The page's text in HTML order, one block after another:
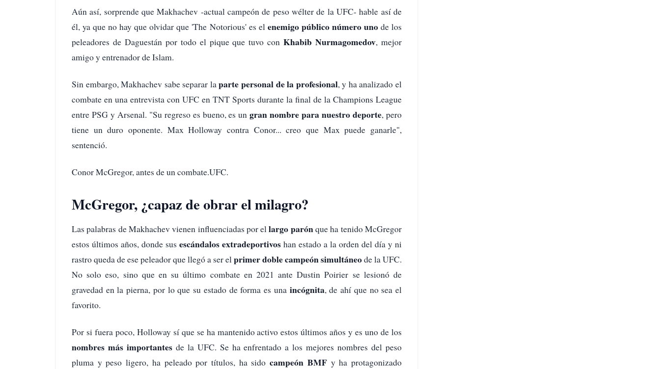
Aún así, sorprende que Makhachev -actual campeón de peso wélter de la UFC- hable así de
él, ya que no hay que olvidar que 'The Notorious' es el enemigo público número uno de los
peleadores de Daguestán por todo el pique que tuvo conKhabib Nurmagomedov, mejor
amigo y entrenador de Islam.
Sin embargo, Makhachev sabe separar laparte personal de la profesional, y ha analizado el
combate en una entrevista con UFC en TNT Sports durante la final de la Champions League
entre PSG y Arsenal. "Su regreso es bueno, es ungran nombre para nuestro deporte, pero
tiene un duro oponente. Max Holloway contra Conor... creo que Max puede ganarle",
sentenció.
Conor McGregor, antes de un combate.UFC.
McGregor, ¿capaz de obrar el milagro?
Las palabras de Makhachev vienen influenciadas por el largo parónque ha tenido McGregor
estos últimos años, donde sus escándalos extradeportivos han estado a la orden del día y ni
rastro queda de ese peleador que llegó a ser el primer doble campeón simultáneode la UFC.
No solo eso, sino que en su último combate en 2021 ante Dustin Poirier se lesionó de
gravedad en la pierna, por lo que su estado de forma es una incógnita, de ahí que no sea el
favorito.
Por si fuera poco, Holloway sí que se ha mantenido activo estos últimos años y es uno de los
nombres más importantesde la UFC. Se ha enfrentado a los mejores nombres del peso
pluma y peso ligero, ha peleado por títulos, ha sido campeón BMFy ha protagonizado